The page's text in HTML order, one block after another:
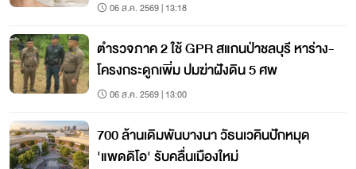
06 ส.ค. 2569 | 13:18
ตำรวจภาค 2 ใช้ GPR สแกนป่าชลบุรี หาร่าง-
โครงกระดูกเพิ่ม ปมฆ่าฝังดิน 5 ศพ
06 ส.ค. 2569 | 13:00
700 ล้านเดิมพันบางนา วัธนเวคินปักหมุด
'แพดดิโอ' รับคลื่นเมืองใหม่